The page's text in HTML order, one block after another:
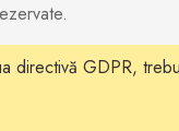
directivă GDPR,
20x.host